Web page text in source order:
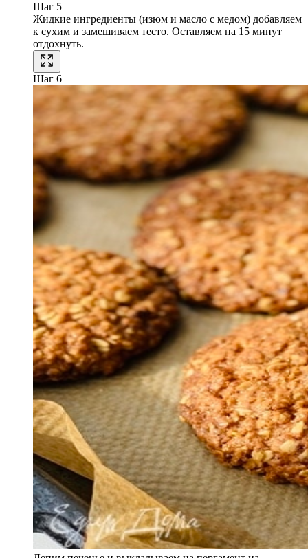
Шаг 5
Жидкие ингредиенты (изюм и масло с медом) добавляем
к сухим и замешиваем тесто. Оставляем на 15 минут
отдохнуть.
Шаг 6